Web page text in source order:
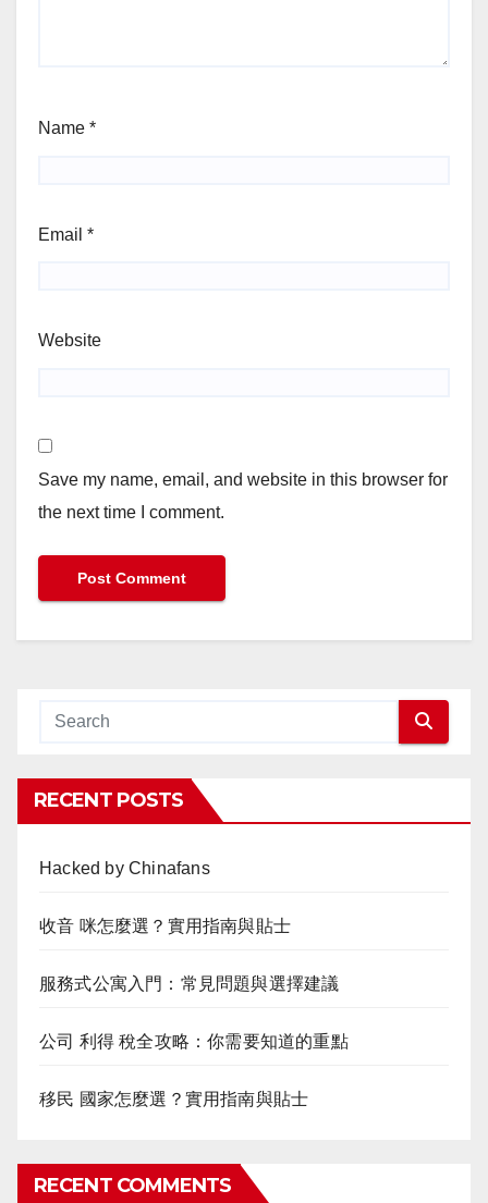
Name *
Email *
Website
Save my name, email, and website in this browser for
the next time I comment.
RECENT POSTS
Hacked by Chinafans
收音 咪怎麼選？實用指南與貼士
服務式公寓入門：常見問題與選擇建議
公司 利得 稅全攻略：你需要知道的重點
移民 國家怎麼選？實用指南與貼士
RECENT COMMENTS